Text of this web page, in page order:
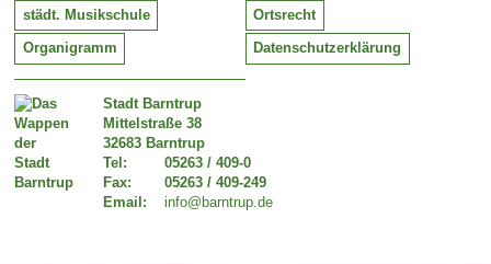
Stadt Barntrup
Mittelstraße 38
32683 Barntrup
Tel:
Fax:
Email:
05263 / 409-0
05263 / 409-249
info@barntrup.de
städt. Musikschule Ortsrecht
Organigramm Datenschutzerklärung